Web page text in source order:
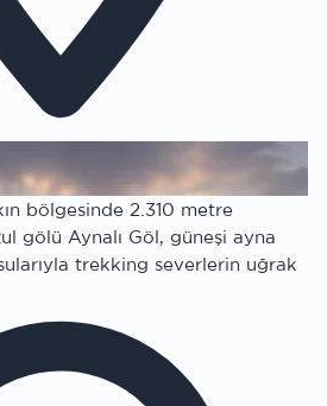
bölgesinde 2.310 metre
gölü Aynalı Göl, güneşi ayna
trekking severlerin uğrak